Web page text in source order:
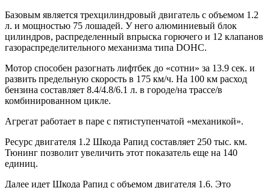
Базовым является трехцилиндровый двигатель с объемом 1.2
л. и мощностью 75 лошадей. У него алюминиевый блок
цилиндров, распределенный впрыска горючего и 12 клапанов
газораспределительного механизма типа DOHC.
Мотор способен разогнать лифтбек до «сотни» за 13.9 сек. и
развить предельную скорость в 175 км/ч. На 100 км расход
бензина составляет 8.4/4.8/6.1 л. в городе/на трассе/в
комбинированном цикле.
Агрегат работает в паре с пятиступенчатой «механикой».
Ресурс двигателя 1.2 Шкода Рапид составляет 250 тыс. км.
Тюнинг позволит увеличить этот показатель еще на 140
единиц.
Далее идет Шкода Рапид с объемом двигателя 1.6. Это